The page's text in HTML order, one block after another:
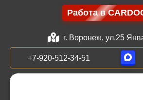
Работа в
г. Воронеж, ул.25
+7-920-512-34-51